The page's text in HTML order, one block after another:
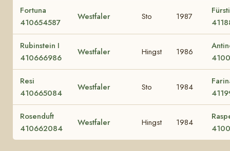
Fortuna
410654587
Westfaler Sto 1987
Rubinstein I
410666986
Westfaler Hingst 1986
Resi
410665084
Westfaler Sto 1984
Rosenduft
410662084
Westfaler Hingst 1984